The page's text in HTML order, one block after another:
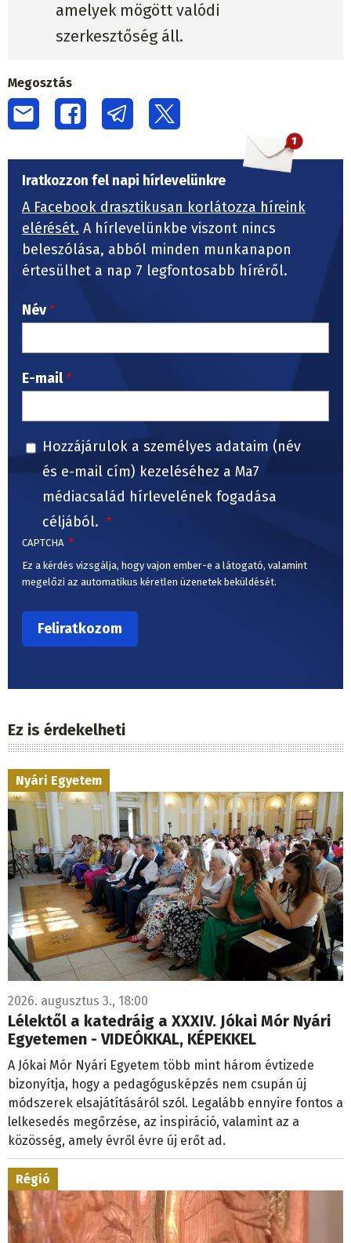
amelyek mögött valódi
szerkesztőség áll.
Megosztás
Iratkozzon fel napi hírlevelünkre
A Facebook drasztikusan korlátozza híreink
elérését. A hírlevelünkbe viszont nincs
beleszólása, abból minden munkanapon
értesülhet a nap 7 legfontosabb híréről.
Név
E-mail
Hozzájárulok a személyes adataim (név
és e-mail cím) kezeléséhez a Ma7
médiacsalád hírlevelének fogadása
céljából.
CAPTCHA
Ez a kérdés vizsgálja, hogy vajon ember-e a látogató, valamint
megelőzi az automatikus kéretlen üzenetek beküldését.
Ez is érdekelheti
Nyári Egyetem
2026. augusztus 3., 18:00
Lélektől a katedráig a XXXIV. Jókai Mór Nyári
Egyetemen - VIDEÓKKAL, KÉPEKKEL
A Jókai Mór Nyári Egyetem több mint három évtizede
bizonyítja, hogy a pedagógusképzés nem csupán új
módszerek elsajátításáról szól. Legalább ennyire fontos a
lelkesedés megőrzése, az inspiráció, valamint az a
közösség, amely évről évre új erőt ad.
Régió